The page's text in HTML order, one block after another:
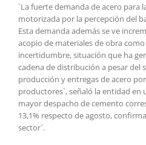
`La fuerte demanda de acero para
motorizada por la percepción del
Esta demanda además se ve
acopio de materiales de obra
incertidumbre, situación que ha
cadena de distribución a pesar del
producción y entregas de acero
productores`, señaló la entidad en
mayor despacho de cemento
13,1% respecto de agosto,
sector`.